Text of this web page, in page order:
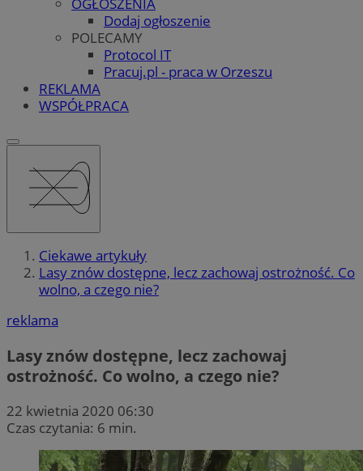
Dodaj ogłoszenie
POLECAMY
Protocol IT
Pracuj.pl - praca w Orzeszu
REKLAMA
WSPÓŁPRACA
Ciekawe artykuły
Lasy znów dostępne, lecz zachowaj ostrożność. Co
wolno, a czego nie?
reklama
Lasy znów dostępne, lecz zachowaj
ostrożność. Co wolno, a czego nie?
22 kwietnia 2020 06:30
Czas czytania: 6 min.